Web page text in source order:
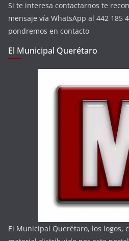
Si te interesa contactarnos te
mensaje vía WhatsApp al 442 185
pondremos en contacto
El Municipal Querétaro
El Municipal Querétaro, los logos,